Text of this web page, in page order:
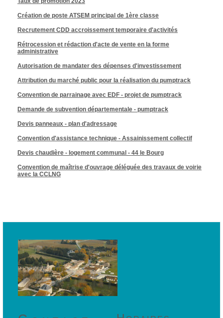
Création de poste ATSEM principal de 1ère classe
Recrutement CDD accroissement temporaire d'activités
Rétrocession et rédaction d'acte de vente en la forme
administrative
Autorisation de mandater des dépenses d'investissement
Attribution du marché public pour la réalisation du pumptrack
Convention de parrainage avec EDF - projet de pumptrack
Demande de subvention départementale - pumptrack
Devis panneaux - plan d'adressage
Convention d'assistance technique - Assainissement collectif
Devis chaudière - logement communal - 44 le Bourg
Convention de maîtrise d'ouvrage déléguée des travaux de voirie
avec la CCLNG